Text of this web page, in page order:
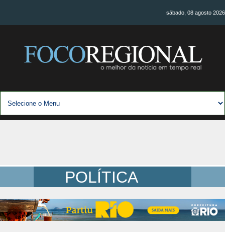
sábado, 08 agosto 2026
POLÍTICA